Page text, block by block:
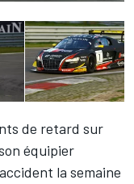
de retard sur
équipier
la semaine